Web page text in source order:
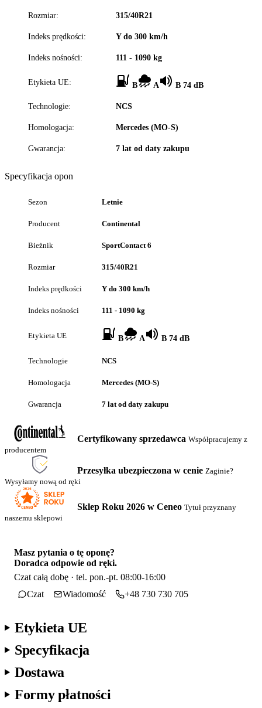
Rozmiar: 315/40R21
Indeks prędkości: Y do 300 km/h
Indeks nośności: 111 - 1090 kg
Etykieta UE: B A B 74 dB
Technologie: NCS
Homologacja: Mercedes (MO-S)
Gwarancja: 7 lat od daty zakupu
Specyfikacja opon
Sezon Letnie
Producent Continental
Bieżnik SportContact 6
Rozmiar 315/40R21
Indeks prędkości Y do 300 km/h
Indeks nośności 111 - 1090 kg
Etykieta UE B A B 74 dB
Technologie NCS
Homologacja Mercedes (MO-S)
Gwarancja 7 lat od daty zakupu
Certyfikowany sprzedawca Współpracujemy z
producentem
Przesyłka ubezpieczona w cenie Zaginie?
Wysyłamy nową od ręki
Sklep Roku 2026 w Ceneo Tytuł przyznany
naszemu sklepowi
Masz pytania o tę oponę?
Doradca odpowie od ręki.
Czat całą dobę · tel. pon.-pt. 08:00-16:00
Czat
Wiadomość +48 730 730 705
Etykieta UE
Specyfikacja
Dostawa
Formy płatności